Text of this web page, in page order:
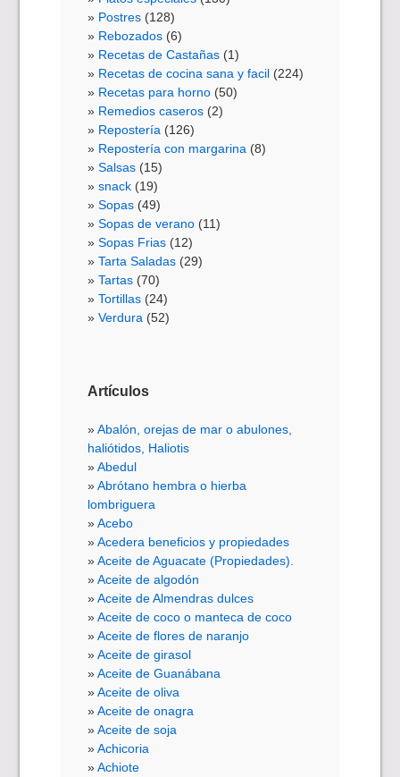
Postres (128)
Rebozados (6)
Recetas de Castañas (1)
Recetas de cocina sana y facil (224)
Recetas para horno (50)
Remedios caseros (2)
Repostería (126)
Repostería con margarina (8)
Salsas (15)
snack (19)
Sopas (49)
Sopas de verano (11)
Sopas Frias (12)
Tarta Saladas (29)
Tartas (70)
Tortillas (24)
Verdura (52)
Artículos
Abalón, orejas de mar o abulones,
haliótidos, Haliotis
Abedul
Abrótano hembra o hierba
lombriguera
Acebo
Acedera beneficios y propiedades
Aceite de Aguacate (Propiedades).
Aceite de algodón
Aceite de Almendras dulces
Aceite de coco o manteca de coco
Aceite de flores de naranjo
Aceite de girasol
Aceite de Guanábana
Aceite de oliva
Aceite de onagra
Aceite de soja
Achicoria
Achiote